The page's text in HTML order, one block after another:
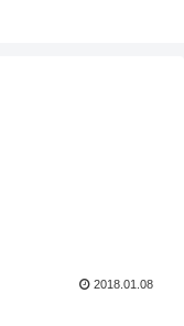
2018.01.08